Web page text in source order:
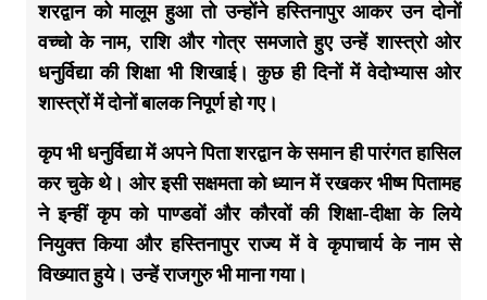
शरद्वान को मालूम हुआ तो उन्होंने हस्तिनापुर आकर उन दोनों
वच्चो के नाम, राशि और गोत्र समजाते हुए उन्हें शास्त्रो ओर
धनुर्विद्या की शिक्षा भी शिखाई। कुछ ही दिनों में वेदोभ्यास ओर
शास्त्रों में दोनों बालक निपूर्ण हो गए।
कृप भी धनुर्विद्या में अपने पिता शरद्वान के समान ही पारंगत हासिल
कर चुके थे। ओर इसी सक्षमता को ध्यान में रखकर भीष्म पितामह
ने इन्हीं कृप को पाण्डवों और कौरवों की शिक्षा-दीक्षा के लिये
नियुक्त किया और हस्तिनापुर राज्य में वे कृपाचार्य के नाम से
विख्यात हुये। उन्हें राजगुरु भी माना गया।